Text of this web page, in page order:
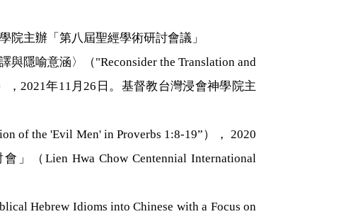
院主辦「第八屆聖經學術研討會議」
與隱喻意涵〉（"Reconsider the Translation and
，2021年11 月26 日。基督教台灣浸會神學院主
of the 'Evil Men' in Proverbs 1:8-19”） ， 2020
會 」 （ Lien Hwa Chow Centennial International
Hebrew Idioms into Chinese with a Focus on